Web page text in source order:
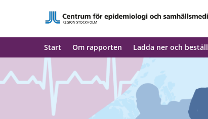
Start Om rapporten Ladda ner och beställ